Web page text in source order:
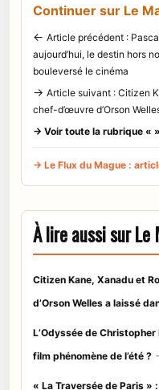
Continuer sur Le
← Article précédent :
aujourd’hui, le destin hors
bouleversé le cinéma
→ Article suivant : Citizen
chef-d’œuvre d’Orson
→ Voir toute la rubrique « »
→ Le Flux du Mague :
À lire aussi sur Le
Citizen Kane, Xanadu et
d’Orson Welles a laissé
L’Odyssée de
film phénomène de l’été ?
« La Traversée de Paris »